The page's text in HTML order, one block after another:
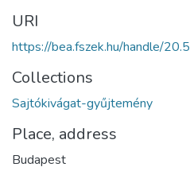
URI
https://bea.fszek.hu/handle/
Collections
Sajtókivágat-gyűjtemény
Place, address
Budapest